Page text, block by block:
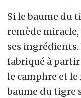
Si le baume du
remède miracle,
ses
fabriqué à
le camphre et
baume du tigre